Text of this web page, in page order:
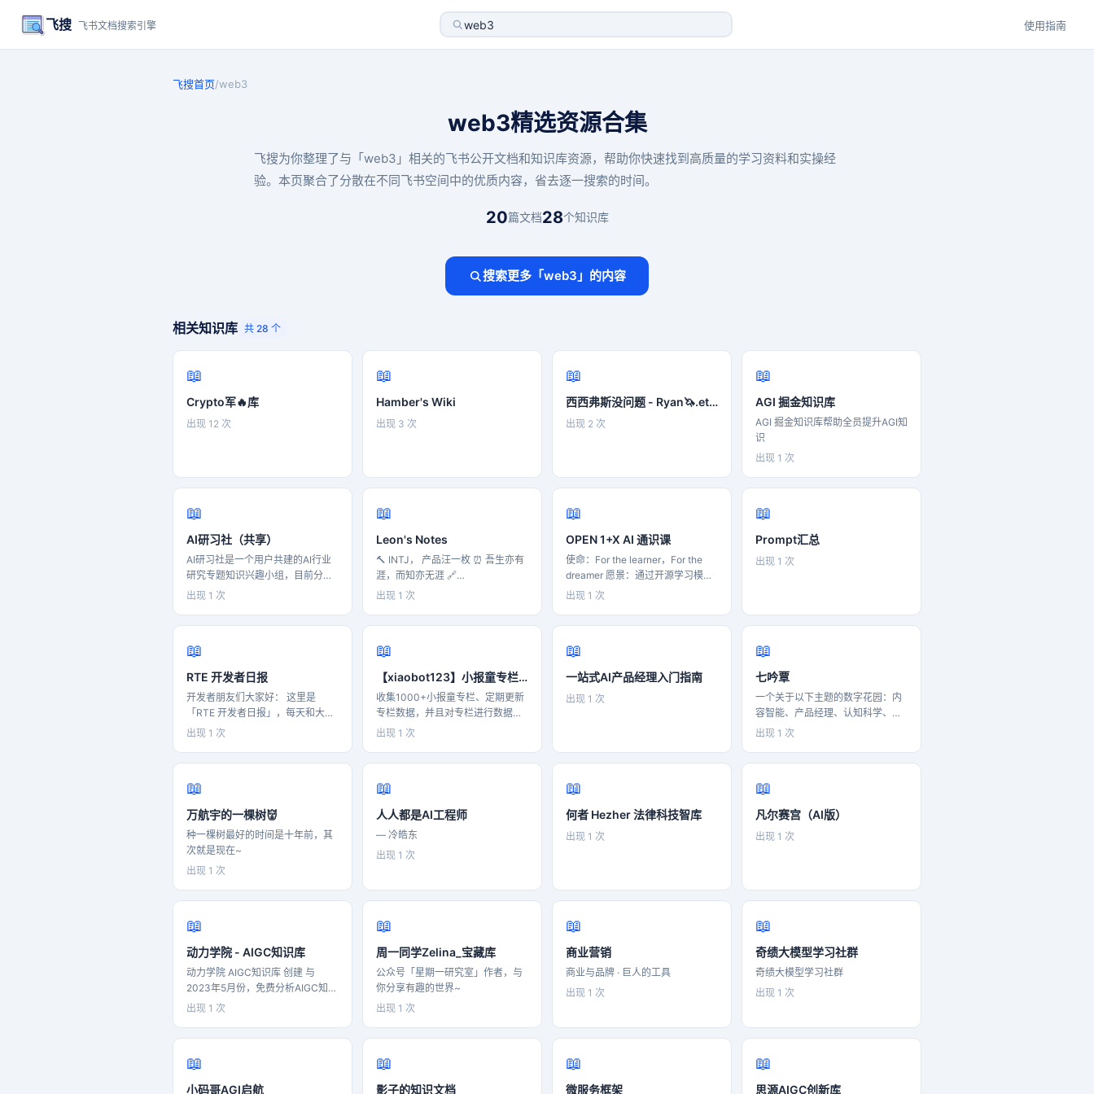
飞搜 飞书文档搜索引擎 使用指南
飞搜首页/web3
web3精选资源合集
飞搜为你整理了与「web3」相关的飞书公开文档和知识库资源，帮助你快速找到高质量的学习资料和实操经
验。本页聚合了分散在不同飞书空间中的优质内容，省去逐一搜索的时间。
20篇文档28个知识库
搜索更多「web3」的内容
相关知识库 共 28 个
📖
Crypto军🔥库
出现 12 次
📖
Hamber's Wiki
出现 3 次
📖
西西弗斯没问题 - Ryan🦄.eth的说明书
出现 2 次
📖
AGI 掘金知识库
AGI 掘金知识库帮助全员提升AGI知
识
出现 1 次
📖
AI研习社（共享）
AI研习社是一个用户共建的AI行业
研究专题知识兴趣小组，目前分享
包含： AI工具使用、AI新闻、AI商
构化的方式帮助同样关注这些领域
的朋友构建动态的专题知识库，促
进更多相关知识的分享与传播提升
行业知识的流转效率。 AI研习社的
使命 - 学会使用AI工具：让小白能
通过AI工具提高工作效率，提升AI
技信息开源，让更多人有机会接触
效流转:结构化的信息目录展示，同
时提高信息/知识的复用效率 - 汇聚
行业最新动态: 定期更新行业最新报
告与文章，部分独家专栏内容作为
补充 - 聚集善于学习的朋友：AI是
一个新时代的开始，积极拥抱AI的
出现 1 次
📖
Leon's Notes
🔨 INTJ， 产品汪一枚 ⏰ 吾生亦有
涯，而知亦无涯 🔗
https://link3.cc/leonzhang｜
出现 1 次
📖
OPEN 1+X AI 通识课
使命：For the learner，For the
dreamer 愿景：通过开源学习模
式，助力AI学习者与知识连接，与
出现 1 次
📖
Prompt汇总
出现 1 次
📖
RTE 开发者日报
开发者朋友们大家好： 这里是
「RTE 开发者日报」，每天和大家
一起看新闻、聊八卦。 我们的社区
「有意思的数据」、「有思考的文
章」、「有看点的活动」等，但内
容仅代表编辑的个人观点，欢迎大
家留言、跟帖、讨论。
出现 1 次
📖
【xiaobot123】小报童专栏导航与数据分析
收集1000+小报童专栏、定期更新
专栏数据，并且对专栏进行数据分
析
出现 1 次
📖
一站式AI产品经理入门指南
出现 1 次
📖
七吟覃
一个关于以下主题的数字花园：内
容智能、产品经理、认知科学、书
籍
出现 1 次
📖
万航宇的一棵树👹
种一棵树最好的时间是十年前，其
次就是现在~
出现 1 次
📖
人人都是AI工程师
— 冷皓东
出现 1 次
📖
何者 Hezher 法律科技智库
出现 1 次
📖
凡尔赛宫（AI版）
出现 1 次
📖
动力学院 - AIGC知识库
动力学院 AIGC知识库 创建 与
2023年5月份，免费分析AIGC知
识，知识星球 "蜗牛的AI知识星球"
出现 1 次
📖
周一同学Zelina_宝藏库
公众号「星期一研究室」作者，与
你分享有趣的世界~
出现 1 次
📖
商业营销
商业与品牌 · 巨人的工具
出现 1 次
📖
奇绩大模型学习社群
奇绩大模型学习社群
出现 1 次
📖
小码哥AGI启航
📖
影子的知识文档
📖
微服务框架
📖
思源AIGC创新库